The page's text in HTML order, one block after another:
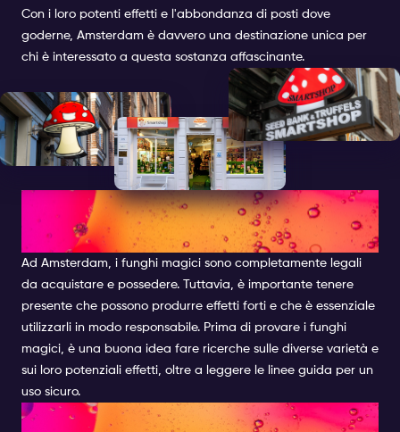
Con i loro potenti effetti e l'abbondanza di posti dove
goderne, Amsterdam è davvero una destinazione unica per
chi è interessato a questa sostanza affascinante.
LO STATO LEGALE DEI FUNGHI
MAGICI
Ad Amsterdam, i funghi magici sono completamente legali
da acquistare e possedere. Tuttavia, è importante tenere
presente che possono produrre effetti forti e che è essenziale
utilizzarli in modo responsabile. Prima di provare i funghi
magici, è una buona idea fare ricerche sulle diverse varietà e
sui loro potenziali effetti, oltre a leggere le linee guida per un
uso sicuro.
CONSIDERAZIONI SULLA